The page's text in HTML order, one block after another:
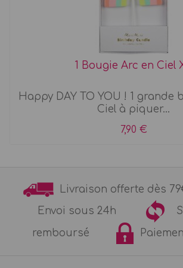
1 Bougie Arc en Ciel
Happy DAY TO YOU ! 1 grande
Ciel à piquer...
7,90 €
Livraison offerte
Envoi sous 24h
remboursé